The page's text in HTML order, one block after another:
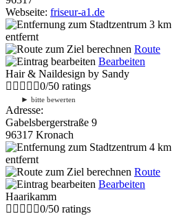
Webseite: friseur-a1.de
3 km
entfernt
Route
Bearbeiten
Hair & Naildesign by Sandy
0/50 ratings
► bitte bewerten
Adresse:
Gabelsbergerstraße 9
96317 Kronach
4 km
entfernt
Route
Bearbeiten
Haarikamm
0/50 ratings